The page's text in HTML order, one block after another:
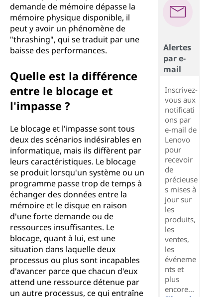
demande de mémoire dépasse la
mémoire physique disponible, il
peut y avoir un phénomène de
"thrashing", qui se traduit par une
baisse des performances.
Quelle est la différence
entre le blocage et
l'impasse ?
Le blocage et l'impasse sont tous
deux des scénarios indésirables en
informatique, mais ils diffèrent par
leurs caractéristiques. Le blocage
se produit lorsqu'un système ou un
programme passe trop de temps à
échanger des données entre la
mémoire et le disque en raison
d'une forte demande ou de
ressources insuffisantes. Le
blocage, quant à lui, est une
situation dans laquelle deux
processus ou plus sont incapables
d'avancer parce que chacun d'eux
attend une ressource détenue par
un autre processus, ce qui entraîne
Alertes
par e-
mail
Inscrivez-
vous aux
notificati
ons par
e-mail de
Lenovo
pour
recevoir
de
précieuse
s mises à
jour sur
les
produits,
les
ventes,
les
événeme
nts et
plus
encore...